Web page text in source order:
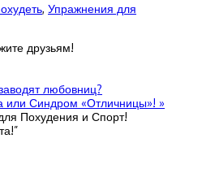
, Упражнения для
друзьям!
любовниц?
или Синдром «Отличницы»! »
Похудения и Спорт!
”